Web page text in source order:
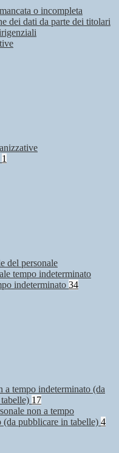
o incompleta
dei dati da parte dei titolari
1
del personale
tempo indeterminato
indeterminato 34
a tempo indeterminato (da
17
non a tempo
(da pubblicare in tabelle) 4